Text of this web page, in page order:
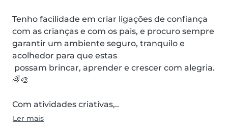
Tenho facilidade em criar ligações de confiança
com as crianças e com os pais, e procuro sempre
garantir um ambiente seguro, tranquilo e
acolhedor para que estas
🌈🎨
Com atividades criativas,..
Ler mais